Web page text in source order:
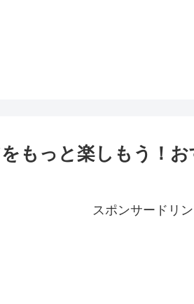
もっと楽しもう！
スポンサードリ